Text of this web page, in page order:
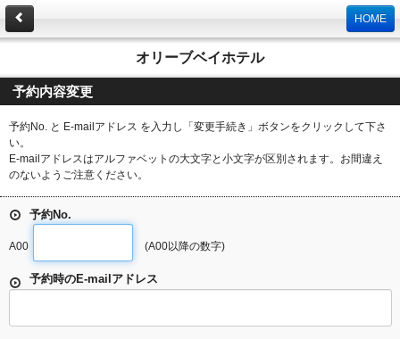
HOME
オリーブベイホテル
予約内容変更
予約No. と E-mailアドレス を入力し「変更手続き」ボタンをクリックして下さ
い。
E-mailアドレスはアルファベットの大文字と小文字が区別されます。お間違え
のないようご注意ください。
予約No.
A00 (A00以降の数字)
予約時のE-mailアドレス